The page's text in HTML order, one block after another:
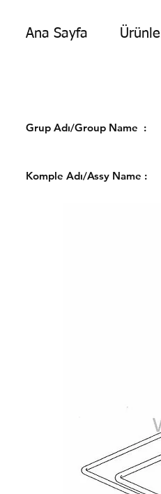
Ana Sayfa
Grup Adı/Group
Komple Adı/Assy Name :